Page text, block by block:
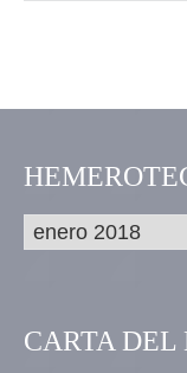
CARTA DEL